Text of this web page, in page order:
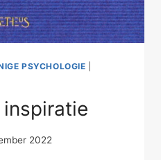
PSYCHOLOGIE
2022